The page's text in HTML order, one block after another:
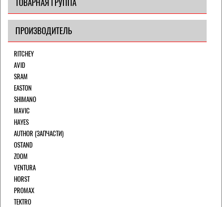
ПРОИЗВОДИТЕЛЬ
RITCHEY
AVID
SRAM
EASTON
SHIMANO
MAVIC
HAYES
AUTHOR (ЗАПЧАСТИ)
OSTAND
ZOOM
VENTURA
HORST
PROMAX
TEKTRO